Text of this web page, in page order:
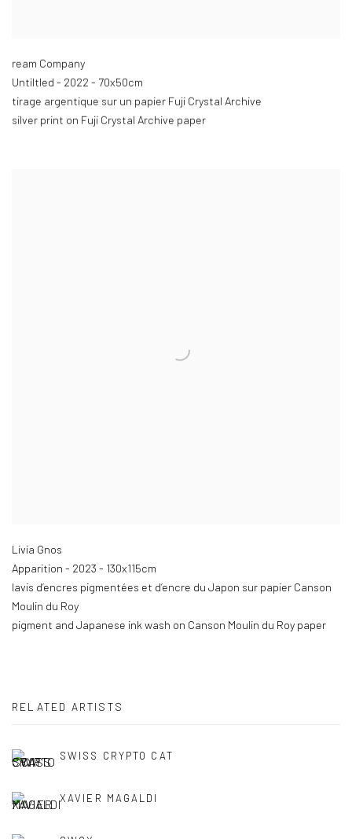
ream Company
Untiltled - 2022 - 70x50cm
tirage argentique sur un papier Fuji Crystal Archive
silver print on Fuji Crystal Archive paper
Livia Gnos
Apparition - 2023 - 130x115cm
lavis d’encres pigmentées et d’encre du Japon sur papier Canson
Moulin du Roy
pigment and Japanese ink wash on Canson Moulin du Roy paper
RELATED ARTISTS
SWISS CRYPTO CAT
XAVIER MAGALDI